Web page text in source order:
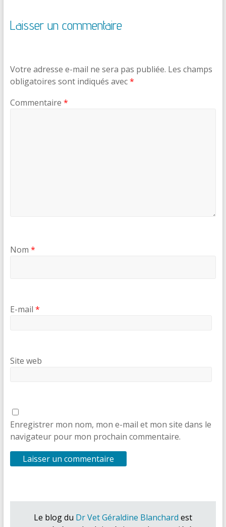
Laisser un commentaire
Votre adresse e-mail ne sera pas publiée. Les champs
obligatoires sont indiqués avec*
Commentaire *
Nom *
E-mail *
Site web
Enregistrer mon nom, mon e-mail et mon site dans le
navigateur pour mon prochain commentaire.
Le blog du Dr Vet Géraldine Blanchard est